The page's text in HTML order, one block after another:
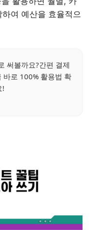
여 예산을 효율적으
써볼까요?간편 결제
바로 100% 활용법 확
!